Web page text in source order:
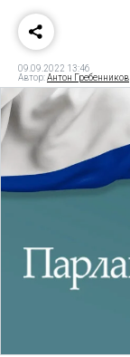
09.09.2022 13:46
Автор:Антон Гребенников